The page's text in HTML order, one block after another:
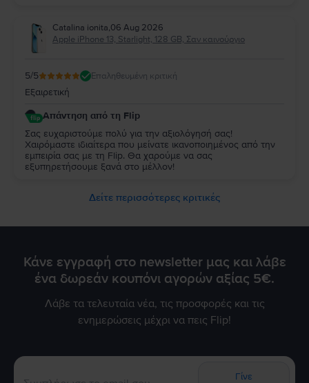
Catalina ionita,06 Aug 2026
Apple iPhone 13, Starlight, 128 GB, Σαν καινούργιο
5/5 Επαληθευμένη κριτική
Εξαιρετική
Απάντηση από τη Flip
Σας ευχαριστούμε πολύ για την αξιολόγησή σας!
Χαιρόμαστε ιδιαίτερα που μείνατε ικανοποιημένος από την
εμπειρία σας με τη Flip. Θα χαρούμε να σας
εξυπηρετήσουμε ξανά στο μέλλον!
Δείτε περισσότερες κριτικές
Κάνε εγγραφή στο newsletter μας και λάβε
ένα δωρεάν κουπόνι αγορών αξίας 5€.
Λάβε τα τελευταία νέα, τις προσφορές και τις
ενημερώσεις μέχρι να πεις Flip!
Γίνε